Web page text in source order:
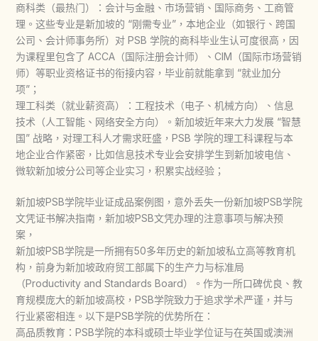
商科类（最热门）：会计与金融、市场营销、国际商务、工商管
理。这些专业是新加坡的 “刚需专业”，本地企业（如银行、跨国
公司、会计师事务所）对 PSB 学院的商科毕业生认可度很高，因
为课程里包含了 ACCA（国际注册会计师）、CIM（国际市场营销
师）等职业资格证书的衔接内容，毕业前就能拿到 “就业加分
项”；
理工科类（就业薪资高）：工程技术（电子、机械方向）、信息
技术（人工智能、网络安全方向）。新加坡近年来大力发展 “智慧
国” 战略，对理工科人才需求旺盛，PSB 学院的理工科课程与本
地企业合作紧密，比如信息技术专业会安排学生到新加坡电信、
微软新加坡分公司等企业实习，积累实战经验；
新加坡PSB学院毕业证成品案例图，意外丢失一份新加坡PSB学院
文凭证书解决指南，新加坡PSB文凭办理的注意事项与解决预
案，
新加坡PSB学院是一所拥有50多年历史的新加坡私立高等教育机
构，前身为新加坡政府贸工部属下的生产力与标准局
（Productivity and Standards Board）。作为一所口碑优良、教
育规模庞大的新加坡高校，PSB学院致力于追求学术严谨，并与
行业紧密相连。以下是PSB学院的优势所在：
高品质教育：PSB学院的本科或硕士毕业学位证与在英国或澳洲